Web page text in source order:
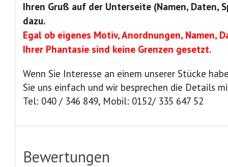
Ihren Gruß auf der Unterseite (Namen, Daten,
dazu.
Egal ob eigenes Motiv, Anordnungen, Namen,
Ihrer Phantasie sind keine Grenzen gesetzt.
Wenn Sie Interesse an einem unserer Stücke
Sie uns einfach und wir besprechen die Details
Tel: 040 / 346 849, Mobil: 0152/ 335 647 52
Bewertungen